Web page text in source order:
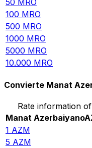
50 MRO
100 MRO
500 MRO
1000 MRO
5000 MRO
10.000 MRO
Convierte Manat
Rate information
Manat Azerbaiyano
1 AZM
5 AZM